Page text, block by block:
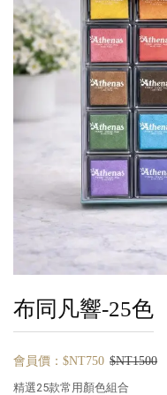
布同凡響-25色
會員價：$NT750 $NT1500
精選25款常用顏色組合